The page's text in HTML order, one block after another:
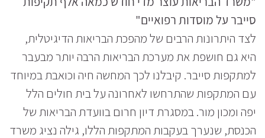
סייבר על מוסדות רפואיים"
לצד היתרונות הרבים של מהפכת הבריאות הדיגיטלית,
היא גם חושפת את מערכת הבריאות הרבה יותר מבעבר
למתקפות סייבר. קיבלנו לכך המחשה חיה וכואבת במיוחד
עם המתקפות שהתרחשו לאחרונה על בית חולים הלל
יפה ומכון מור. במסגרת דיון חרום בוועדת הבריאות של
הכנסת, שנערך בעקבות המתקפות הללו, גילה נציג משרד